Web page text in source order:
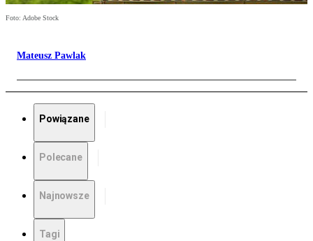
Foto: Adobe Stock
Mateusz Pawlak
Powiązane
Polecane
Najnowsze
Tagi